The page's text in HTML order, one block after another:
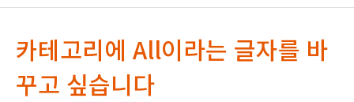
카테고리에 All이라는 글자를 바
꾸고 싶습니다